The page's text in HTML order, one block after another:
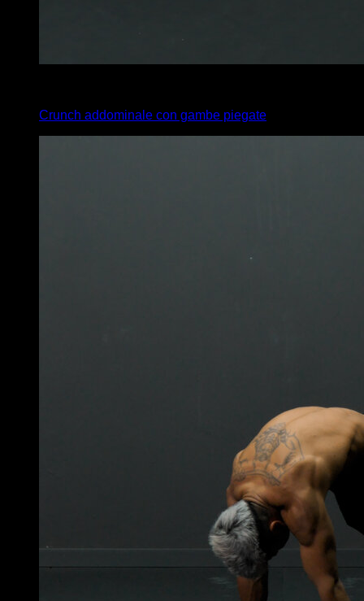
Crunch addominale con gambe piegate